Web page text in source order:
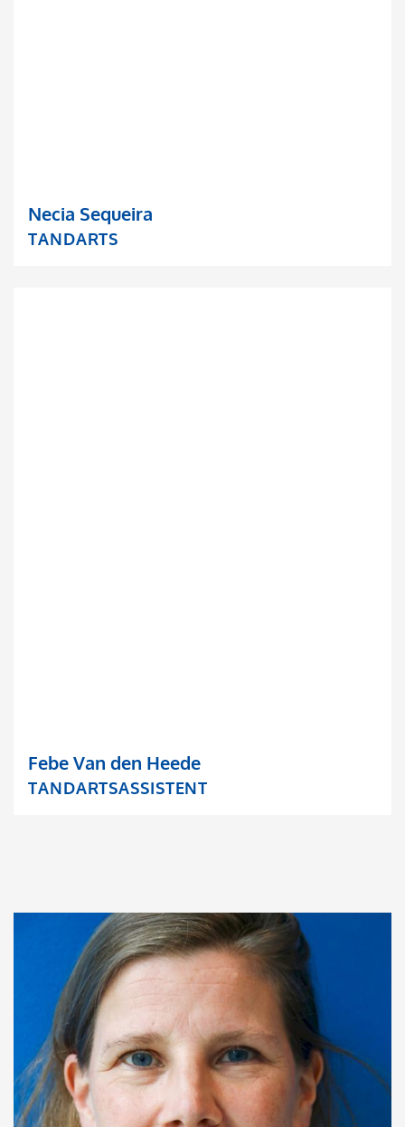
Necia Sequeira
TANDARTS
Febe Van den Heede
TANDARTSASSISTENT